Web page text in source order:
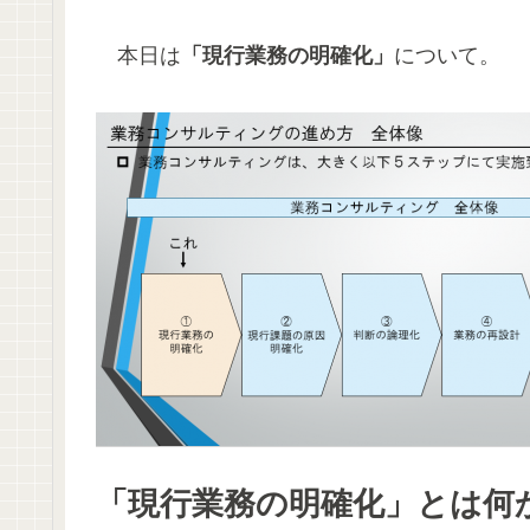
本日は 「現行業務の明確化」 について。
「現行業務の明確化」とは何